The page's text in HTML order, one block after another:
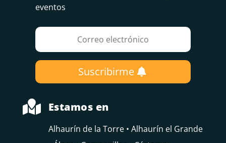
eventos
Suscribirme
 Estamos en
Alhaurín de la Torre • Alhaurín el Grande